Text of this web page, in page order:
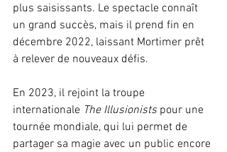
plus saisissants. Le spectacle connaît
un grand succès, mais il prend fin en
décembre 2022, laissant Mortimer prêt
à relever de nouveaux défis.
En 2023, il rejoint la troupe
internationale The Illusionists pour une
tournée mondiale, qui lui permet de
partager sa magie avec un public encore